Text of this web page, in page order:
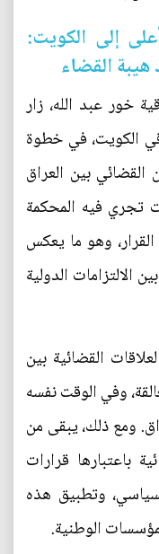
إلى الكويت:
هيبة القضاء
عبد الله، زار
الكويت، في خطوة
القضائي بين العراق
تجري فيه المحكمة
وهو ما يعكس
الالتزامات الدولية
القضائية بين
وفي الوقت نفسه
ومع ذلك، يبقى من
باعتبارها قرارات
وتطبيق هذه
الوطنية.